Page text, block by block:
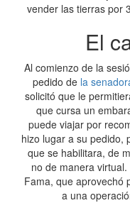
vender las tierras por
El
Al comienzo de la
pedido de la
solicitó que le
que cursa un
puede viajar por
hizo lugar a su pedido,
que se habilitara, de
no de manera
Fama, que aprovechó
a una